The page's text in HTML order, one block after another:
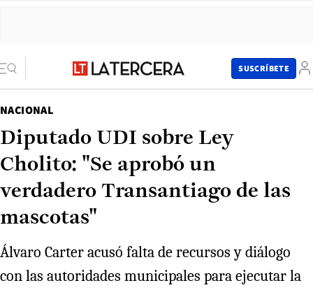
SUSCRÍBETE
NACIONAL
Diputado UDI sobre Ley
Cholito: "Se aprobó un
verdadero Transantiago de las
mascotas"
Álvaro Carter acusó falta de recursos y diálogo
con las autoridades municipales para ejecutar la